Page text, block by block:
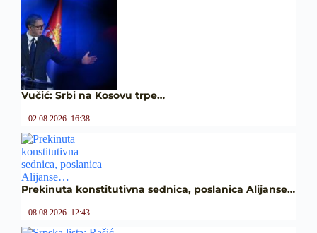
Vučić: Srbi na Kosovu trpe…
02.08.2026. 16:38
Prekinuta konstitutivna sednica, poslanica Alijanse…
08.08.2026. 12:43